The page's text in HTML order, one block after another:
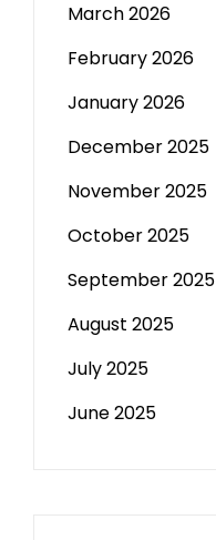
March 2026
February 2026
January 2026
December 2025
November 2025
October 2025
September 2025
August 2025
July 2025
June 2025